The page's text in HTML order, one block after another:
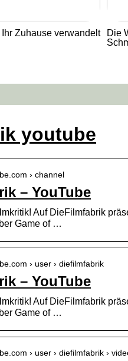
Zuhause verwandelt
Die
youtube
› channel
– YouTube
Auf DieFilmfabrik
Game of …
› user › diefilmfabrik
– YouTube
Auf DieFilmfabrik
Game of …
› user › diefilmfabrik ›